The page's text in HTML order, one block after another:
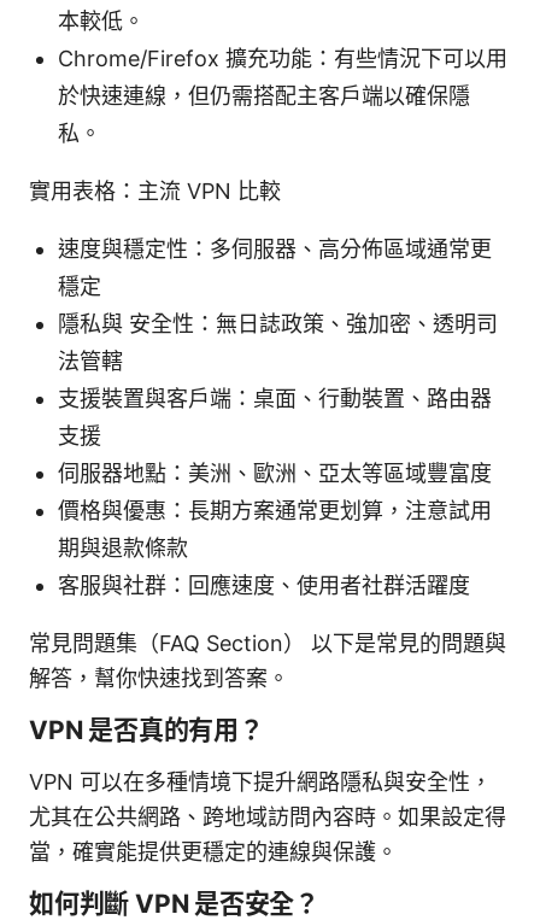
本較低。
Chrome/Firefox 擴充功能：有些情況下可以用
於快速連線，但仍需搭配主客戶端以確保隱
私。
實用表格：主流 VPN 比較
速度與穩定性：多伺服器、高分佈區域通常更
穩定
隱私與 安全性：無日誌政策、強加密、透明司
法管轄
支援裝置與客戶端：桌面、行動裝置、路由器
支援
伺服器地點：美洲、歐洲、亞太等區域豐富度
價格與優惠：長期方案通常更划算，注意試用
期與退款條款
客服與社群：回應速度、使用者社群活躍度
常見問題集（FAQ Section） 以下是常見的問題與
解答，幫你快速找到答案。
VPN 是否真的有用？
VPN 可以在多種情境下提升網路隱私與安全性，
尤其在公共網路、跨地域訪問內容時。如果設定得
當，確實能提供更穩定的連線與保護。
如何判斷 VPN 是否安全？